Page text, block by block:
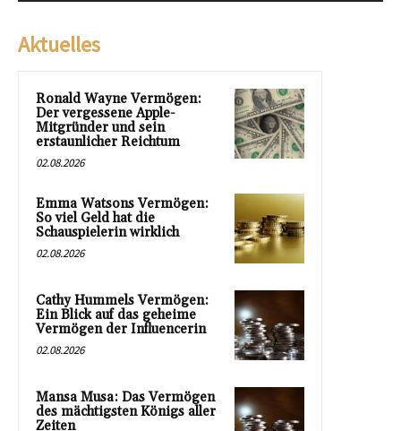
Aktuelles
Ronald Wayne Vermögen:
Der vergessene Apple-
Mitgründer und sein
erstaunlicher Reichtum
02.08.2026
Emma Watsons Vermögen:
So viel Geld hat die
Schauspielerin wirklich
02.08.2026
Cathy Hummels Vermögen:
Ein Blick auf das geheime
Vermögen der Influencerin
02.08.2026
Mansa Musa: Das Vermögen
des mächtigsten Königs aller
Zeiten